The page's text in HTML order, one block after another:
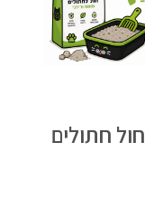
חול חתולים